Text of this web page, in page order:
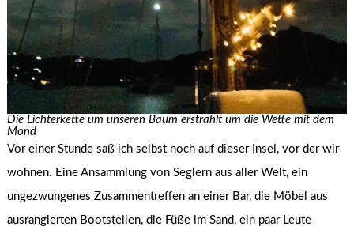
Die Lichterkette um unseren Baum erstrahlt um die Wette mit dem
Mond
Vor einer Stunde saß ich selbst noch auf dieser Insel, vor der wir
wohnen. Eine Ansammlung von Seglern aus aller Welt, ein
ungezwungenes Zusammentreffen an einer Bar, die Möbel aus
ausrangierten Bootsteilen, die Füße im Sand, ein paar Leute